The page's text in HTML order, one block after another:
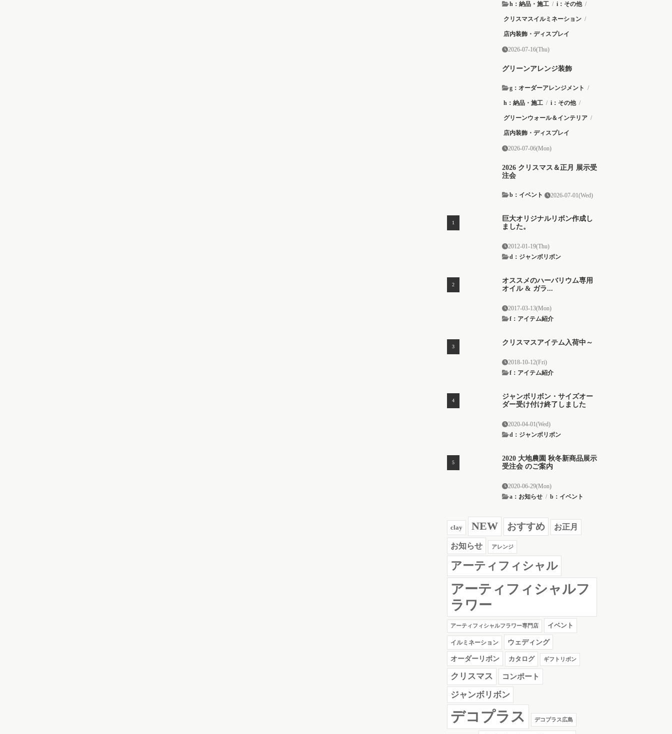
h：納品・施工 / i：その他 /
クリスマスイルミネーション /
店内装飾・ディスプレイ
2026-07-16(Thu)
グリーンアレンジ装飾
g：オーダーアレンジメント /
h：納品・施工 / i：その他 /
グリーンウォール＆インテリア /
店内装飾・ディスプレイ
2026-07-06(Mon)
2026 クリスマス＆正月 展示受
注会
b：イベント 2026-07-01(Wed)
巨大オリジナルリボン作成し
ました。
2012-01-19(Thu)
d：ジャンボリボン
オススメのハーバリウム専用
オイル & ガラ...
2017-03-13(Mon)
f：アイテム紹介
クリスマスアイテム入荷中～
2018-10-12(Fri)
f：アイテム紹介
ジャンボリボン・サイズオー
ダー受け付け終了しました
2020-04-01(Wed)
d：ジャンボリボン
2020 大地農園 秋冬新商品展示
受注会 のご案内
2020-06-29(Mon)
a：お知らせ / b：イベント
clay NEW おすすめ お正月
お知らせ アレンジ
アーティフィシャル
アーティフィシャルフ
ラワー
アーティフィシャルフラワー専門店 イベント
イルミネーション ウェディング
オーダーリボン カタログ ギフトリボン
クリスマス コンポート
ジャンボリボン
デコプラス デコプラス広島